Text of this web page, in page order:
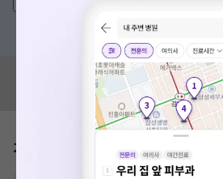
혹은, 의료상담 서비스에 다양한
혹시 잘못된 병원정보가 있나요?
모두닥 팀에 알려주세요!
가격표